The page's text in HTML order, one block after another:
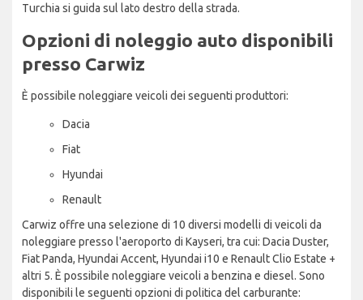
Turchia si guida sul lato destro della strada.
Opzioni di noleggio auto disponibili
presso Carwiz
È possibile noleggiare veicoli dei seguenti produttori:
Dacia
Fiat
Hyundai
Renault
Carwiz offre una selezione di 10 diversi modelli di veicoli da
noleggiare presso l'aeroporto di Kayseri, tra cui: Dacia Duster,
Fiat Panda, Hyundai Accent, Hyundai i10 e Renault Clio Estate +
altri 5. È possibile noleggiare veicoli a benzina e diesel. Sono
disponibili le seguenti opzioni di politica del carburante: